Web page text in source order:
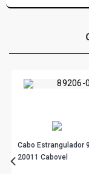
Cabo Estrangulador
20011 Cabovel